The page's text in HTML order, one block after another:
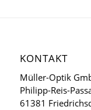
KONTAKT
Müller-Optik
Philipp-Reis-
61381